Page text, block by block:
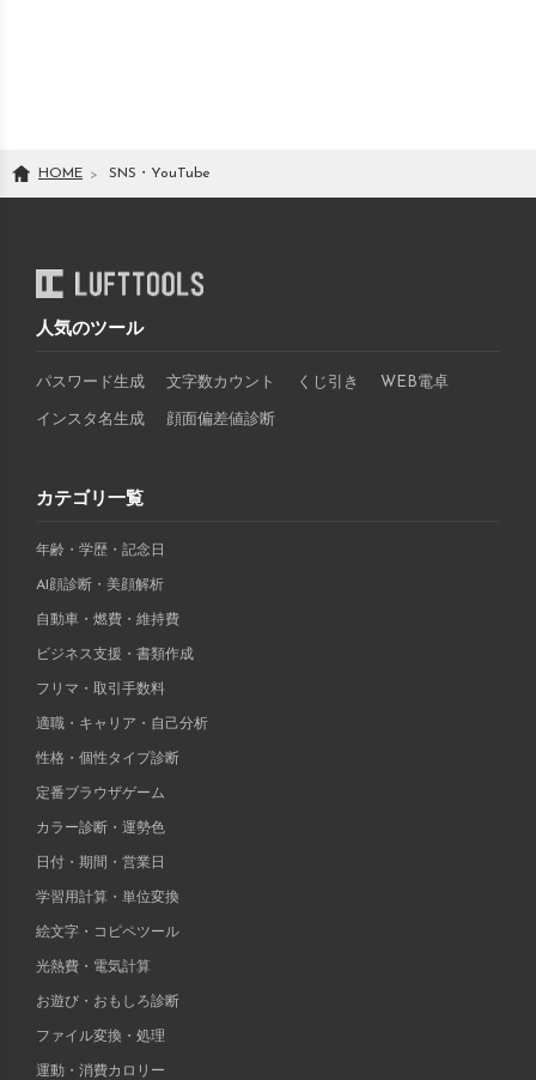
HOME SNS・YouTube
人気のツール
パスワード生成 文字数カウント くじ引き WEB電卓
インスタ名生成 顔面偏差値診断
カテゴリ一覧
年齢・学歴・記念日
AI顔診断・美顔解析
自動車・燃費・維持費
ビジネス支援・書類作成
フリマ・取引手数料
適職・キャリア・自己分析
性格・個性タイプ診断
定番ブラウザゲーム
カラー診断・運勢色
日付・期間・営業日
学習用計算・単位変換
絵文字・コピペツール
光熱費・電気計算
お遊び・おもしろ診断
ファイル変換・処理
運動・消費カロリー